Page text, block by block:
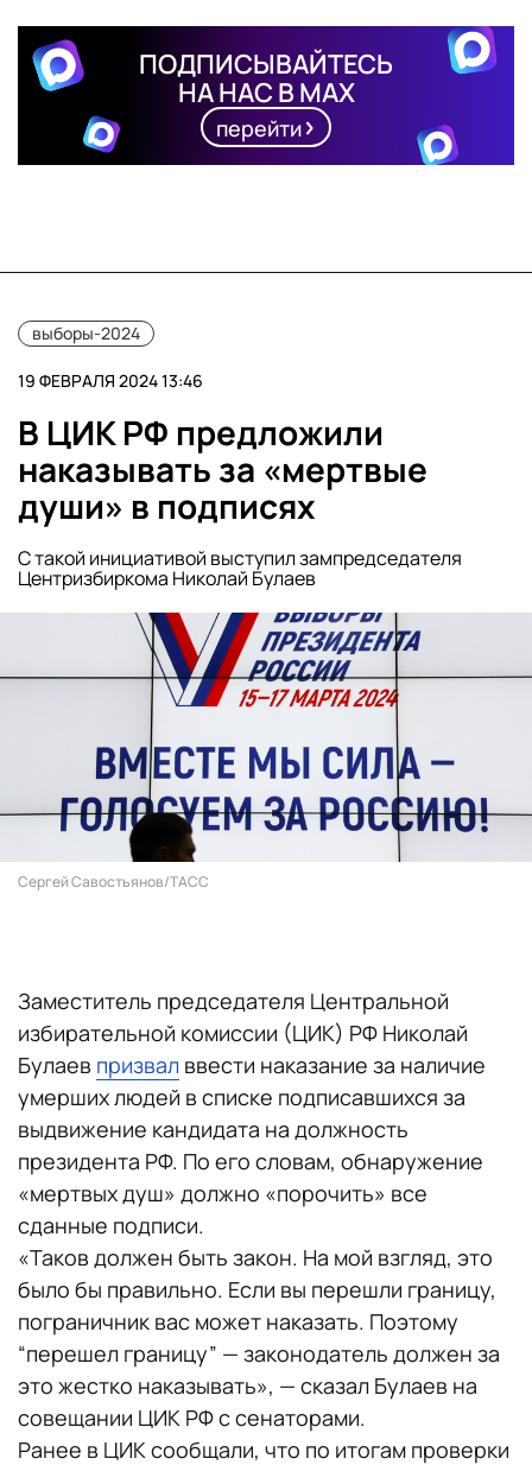
ПОДПИСЫВАЙТЕСЬ
НА НАС В MAX
перейти
выборы-2024
19 ФЕВРАЛЯ 2024 13:46
В ЦИК РФ предложили
наказывать за «мертвые
души» в подписях
С такой инициативой выступил зампредседателя
Центризбиркома Николай Булаев
Сергей Савостьянов/ТАСС
Заместитель председателя Центральной
избирательной комиссии (ЦИК) РФ Николай
Булаев призвал ввести наказание за наличие
умерших людей в списке подписавшихся за
выдвижение кандидата на должность
президента РФ. По его словам, обнаружение
«мертвых душ» должно «порочить» все
сданные подписи.
«Таков должен быть закон. На мой взгляд, это
было бы правильно. Если вы перешли границу,
пограничник вас может наказать. Поэтому
“перешел границу” — законодатель должен за
это жестко наказывать», — сказал Булаев на
совещании ЦИК РФ с сенаторами.
Ранее в ЦИК сообщали, что по итогам проверки